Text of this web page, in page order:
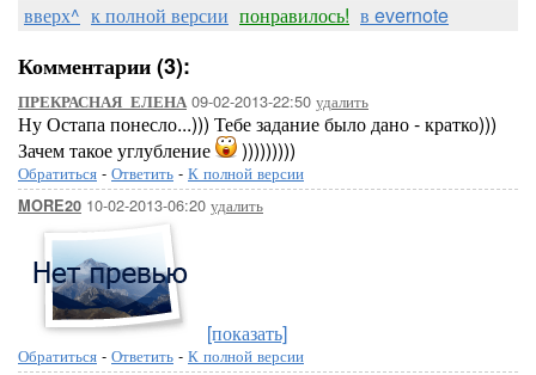
вверх^ к полной версии понравилось! в evernote
Комментарии (3):
ПРЕКРАСНАЯ_ЕЛЕНА 09-02-2013-22:50 удалить
Ну Остапа понесло...))) Тебе задание было дано - кратко)))
Зачем такое углубление
)))))))))
Обратиться - Ответить - К полной версии
MORE20 10-02-2013-06:20 удалить
[показать]
Обратиться - Ответить - К полной версии